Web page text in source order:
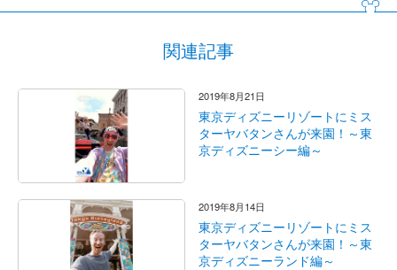
関連記事
2019年8月21日
東京ディズニーリゾートにミス
ターヤバタンさんが来園！～東
京ディズニーシー編～
2019年8月14日
東京ディズニーリゾートにミス
ターヤバタンさんが来園！～東
京ディズニーランド編～